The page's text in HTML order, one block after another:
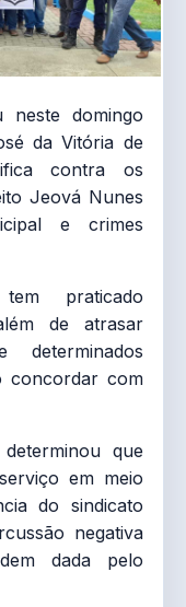
neste domingo
da Vitória de
contra os
Jeová Nunes
e crimes
praticado
de atrasar
concordar com
que
em meio
do sindicato
negativa
dada pelo